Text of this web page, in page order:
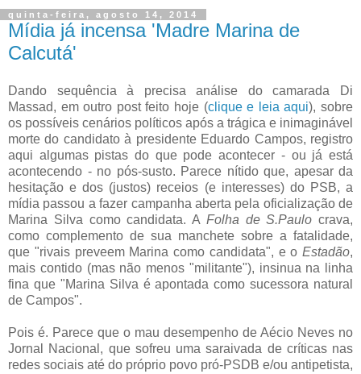
quinta-feira, agosto 14, 2014
Mídia já incensa 'Madre Marina de
Calcutá'
Dando sequência à precisa análise do camarada Di
Massad, em outro post feito hoje (clique e leia aqui), sobre
os possíveis cenários políticos após a trágica e inimaginável
morte do candidato à presidente Eduardo Campos, registro
aqui algumas pistas do que pode acontecer - ou já está
acontecendo - no pós-susto. Parece nítido que, apesar da
hesitação e dos (justos) receios (e interesses) do PSB, a
mídia passou a fazer campanha aberta pela oficialização de
Marina Silva como candidata. A Folha de S.Paulo crava,
como complemento de sua manchete sobre a fatalidade,
que "rivais preveem Marina como candidata", e o Estadão,
mais contido (mas não menos "militante"), insinua na linha
fina que "Marina Silva é apontada como sucessora natural
de Campos".
Pois é. Parece que o mau desempenho de Aécio Neves no
Jornal Nacional, que sofreu uma saraivada de críticas nas
redes sociais até do próprio povo pró-PSDB e/ou antipetista,